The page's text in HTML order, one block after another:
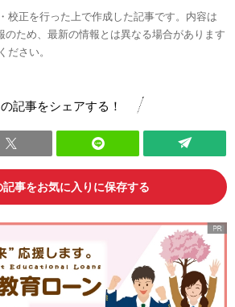
校正を行った上で作成した記事です。内容は
のため、最新の情報とは異なる場合があります
ださい。
記事をシェアする！
記事をお気に入りに保存する